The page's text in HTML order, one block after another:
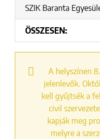
SZIK Baranta
ÖSSZESEN:
A helyszínen
jelenlevők.
kell gyűjtsék a
civil
kapják meg
melyre a